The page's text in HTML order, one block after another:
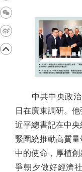
中共中央政治
日在廣東調研。
近平總書記在中
緊圍繞推動高質
中的使命，厚植
爭朝夕做好經濟